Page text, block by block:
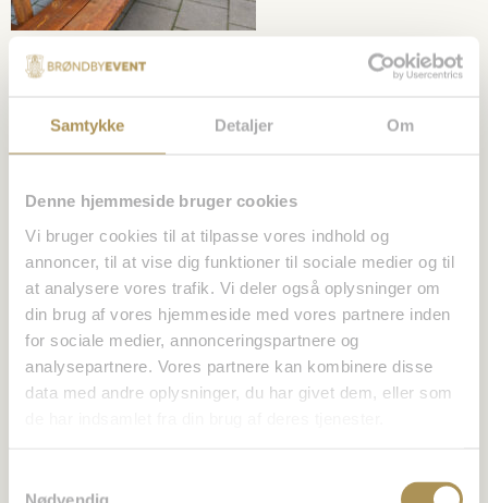
Samtykke Detaljer Om
Denne hjemmeside bruger cookies
Vi bruger cookies til at tilpasse vores indhold og
annoncer, til at vise dig funktioner til sociale medier og til
at analysere vores trafik. Vi deler også oplysninger om
din brug af vores hjemmeside med vores partnere inden
for sociale medier, annonceringspartnere og
analysepartnere. Vores partnere kan kombinere disse
data med andre oplysninger, du har givet dem, eller som
Nødvendig
Skriv et svar
Din e-mailadresse vil ikke blive publiceret.
Krævede
felter er markeret med
Kommentar*